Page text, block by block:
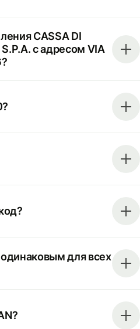
CASSA DI
S.P.A. с адресом VIA
для всех